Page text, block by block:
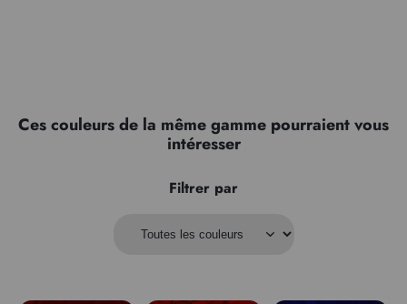
Ces couleurs de la même gamme pourraient vous
intéresser
Filtrer par